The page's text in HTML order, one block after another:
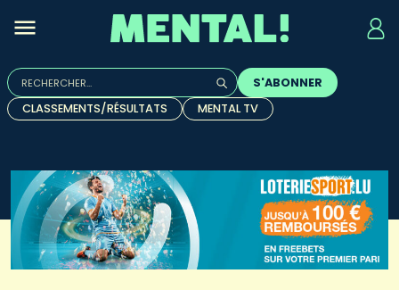
Rechercher :
Quand les résultats de l'auto-complétion sont
S'ABONNER
CLASSEMENTS/RÉSULTATS
MENTAL TV